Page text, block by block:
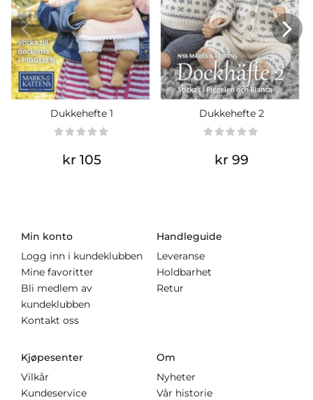
Dukkehefte 1
kr 105
Dukkehefte 2
kr 99
Min konto
Logg inn i kundeklubben
Mine favoritter
Bli medlem av
kundeklubben
Kontakt oss
Handleguide
Leveranse
Holdbarhet
Retur
Kjøpesenter
Vilkår
Kundeservice
Om
Nyheter
Vår historie